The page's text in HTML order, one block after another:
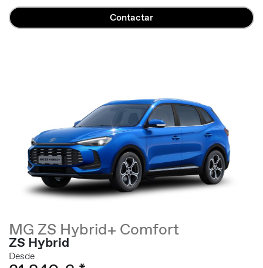
Contactar
MG ZS Hybrid+ Comfort
ZS Hybrid
Desde